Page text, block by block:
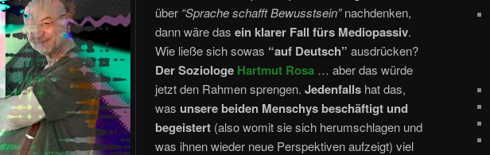
über “Sprache schafft Bewusstsein”nachdenken,
dann wäre dasein klarer Fall fürs Mediopassiv.
Wie ließe sich sowas “auf Deutsch” ausdrücken?
Der Soziologe Hartmut Rosa … aber das würde
jetzt den Rahmen sprengen.Jedenfalls hat das,
was unsere beiden Menschys beschäftigt und
begeistert (also womit sie sich herumschlagen und
was ihnen wieder neue Perspektiven aufzeigt) viel